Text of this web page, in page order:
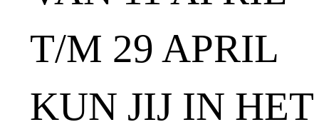
T/M 29 APRIL
KUN JIJ IN HET